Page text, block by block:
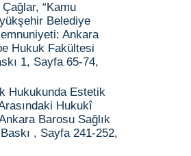
“Kamu
Belediye
Ankara
Hukuk Fakültesi
1, Sayfa 65-74,
Hukukunda Estetik
Hukukî
Barosu Sağlık
, Sayfa 241-252,